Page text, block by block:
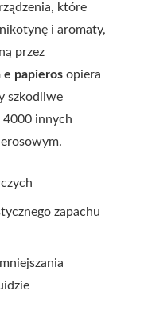
które
i aromaty,
przez
e papieros opiera
szkodliwe
4000 innych
zapachu